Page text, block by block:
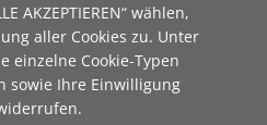
AKZEPTIEREN“ wählen,
aller Cookies zu. Unter
einzelne Cookie-Typen
sowie Ihre Einwilligung